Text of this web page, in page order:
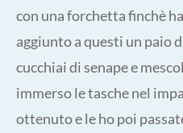
con una forchetta finchè
aggiunto a questi un paio
cucchiai di senape e
immerso le tasche nel
ottenuto e le ho poi